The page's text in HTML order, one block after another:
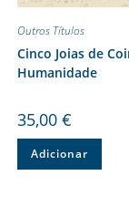
Outros Títulos
Cinco Joias de
Humanidade
35,00 €
Adicionar